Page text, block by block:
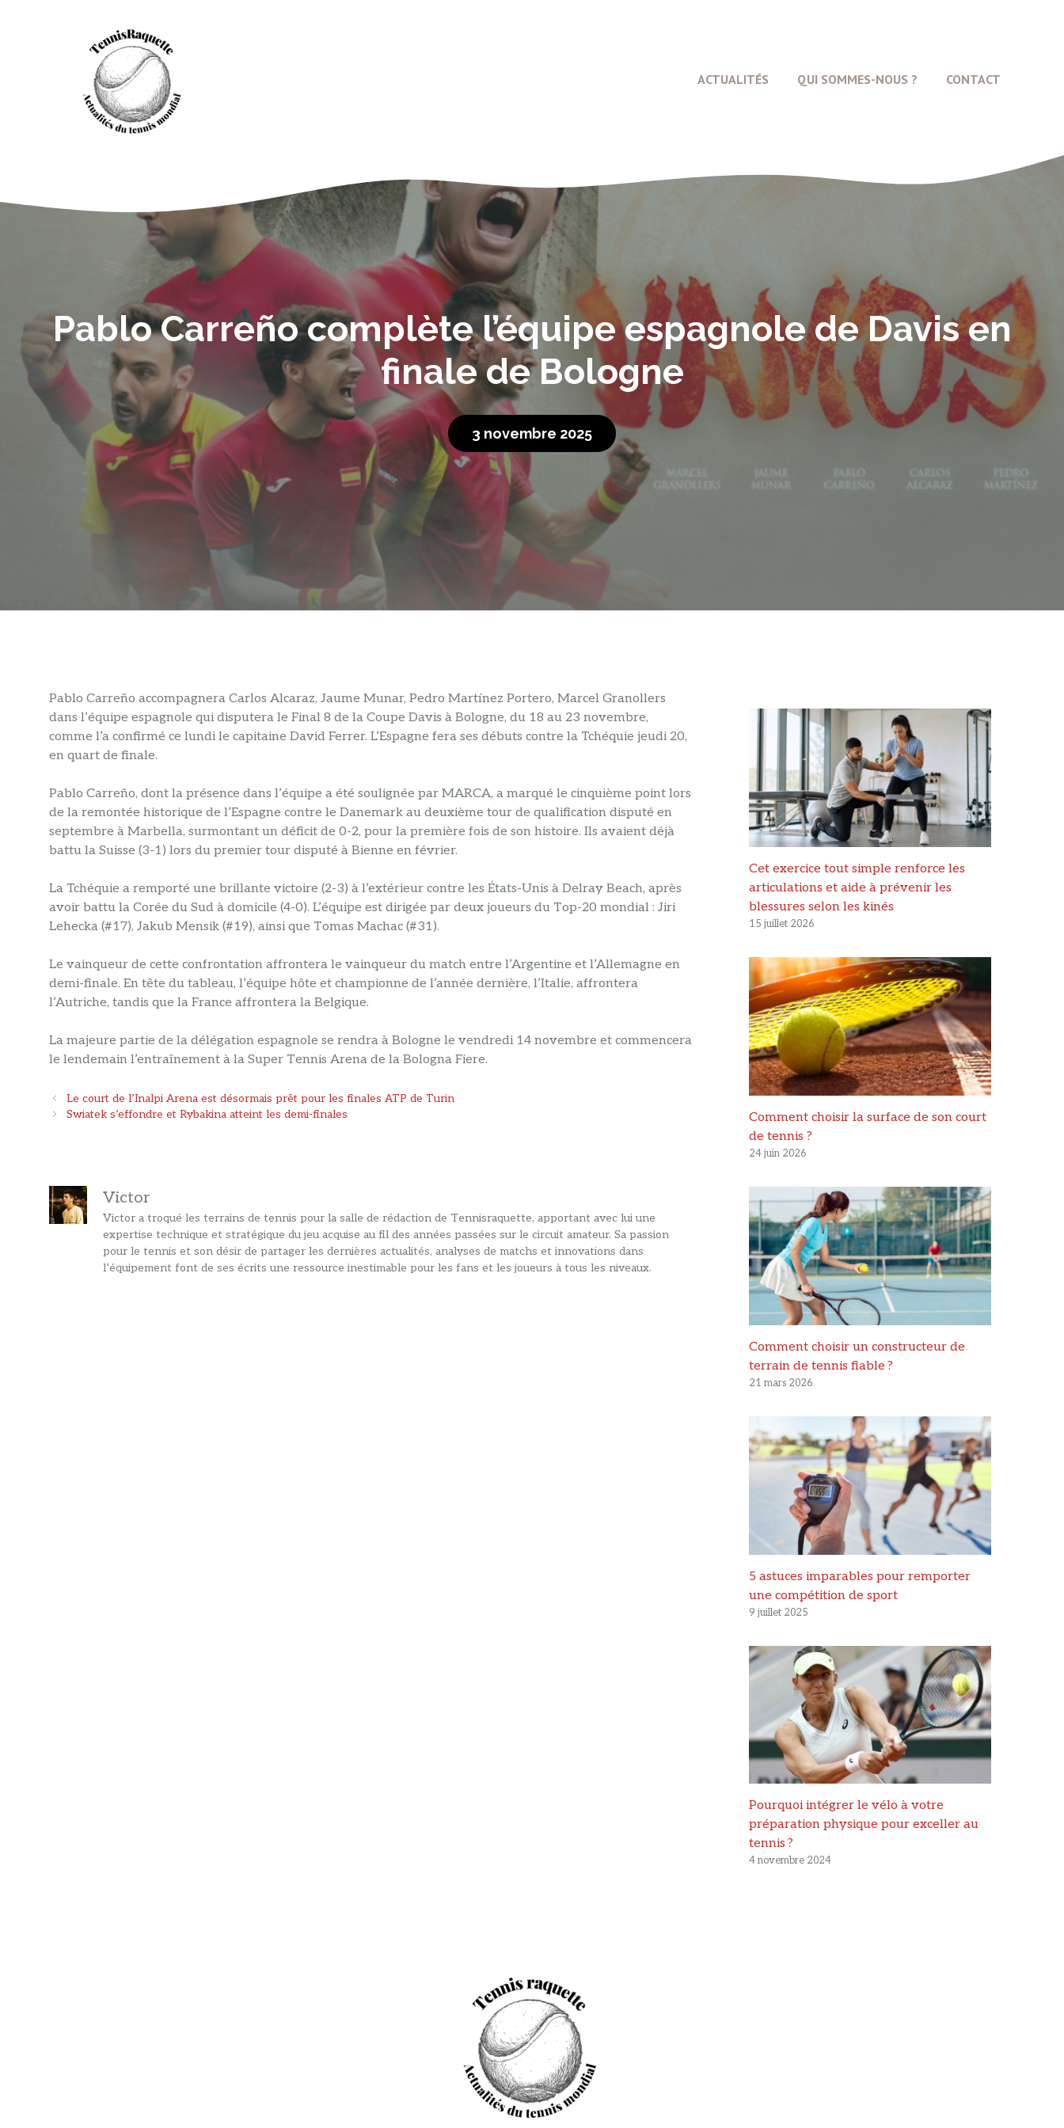
ACTUALITÉS QUI SOMMES-NOUS ? CONTACT
Pablo Carreño complète l’équipe espagnole de Davis en
finale de Bologne
3 novembre 2025
Pablo Carreño accompagnera Carlos Alcaraz, Jaume Munar, Pedro Martínez Portero, Marcel Granollers
dans l’équipe espagnole qui disputera le Final 8 de la Coupe Davis à Bologne, du 18 au 23 novembre,
comme l’a confirmé ce lundi le capitaine David Ferrer. L’Espagne fera ses débuts contre la Tchéquie jeudi 20,
en quart de finale.
Pablo Carreño, dont la présence dans l’équipe a été soulignée par MARCA, a marqué le cinquième point lors
de la remontée historique de l’Espagne contre le Danemark au deuxième tour de qualification disputé en
septembre à Marbella, surmontant un déficit de 0-2, pour la première fois de son histoire. Ils avaient déjà
battu la Suisse (3-1) lors du premier tour disputé à Bienne en février.
La Tchéquie a remporté une brillante victoire (2-3) à l’extérieur contre les États-Unis à Delray Beach, après
avoir battu la Corée du Sud à domicile (4-0). L’équipe est dirigée par deux joueurs du Top-20 mondial : Jiri
Lehecka (#17), Jakub Mensik (#19), ainsi que Tomas Machac (#31).
Le vainqueur de cette confrontation affrontera le vainqueur du match entre l’Argentine et l’Allemagne en
demi-finale. En tête du tableau, l’équipe hôte et championne de l’année dernière, l’Italie, affrontera
l’Autriche, tandis que la France affrontera la Belgique.
La majeure partie de la délégation espagnole se rendra à Bologne le vendredi 14 novembre et commencera
le lendemain l’entraînement à la Super Tennis Arena de la Bologna Fiere.
Navigation
des
Le court de l’Inalpi Arena est désormais prêt pour les finales ATP de Turin
Swiatek s’effondre et Rybakina atteint les demi-finales
Victor
Victor a troqué les terrains de tennis pour la salle de rédaction de Tennisraquette, apportant avec lui une
expertise technique et stratégique du jeu acquise au fil des années passées sur le circuit amateur. Sa passion
pour le tennis et son désir de partager les dernières actualités, analyses de matchs et innovations dans
l’équipement font de ses écrits une ressource inestimable pour les fans et les joueurs à tous les niveaux.
Cet exercice tout simple renforce les
articulations et aide à prévenir les
blessures selon les kinés
15 juillet 2026
Comment choisir la surface de son court
de tennis ?
24 juin 2026
Comment choisir un constructeur de
terrain de tennis fiable ?
21 mars 2026
5 astuces imparables pour remporter
une compétition de sport
9 juillet 2025
Pourquoi intégrer le vélo à votre
préparation physique pour exceller au
tennis ?
4 novembre 2024